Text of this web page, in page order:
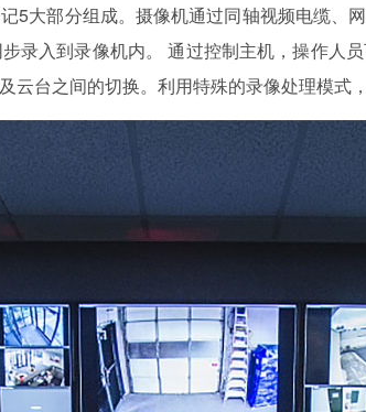
5大部分组成。摄像机通过同轴视频电缆、
录入到录像机内。 通过控制主机，操作人
台之间的切换。利用特殊的录像处理模式